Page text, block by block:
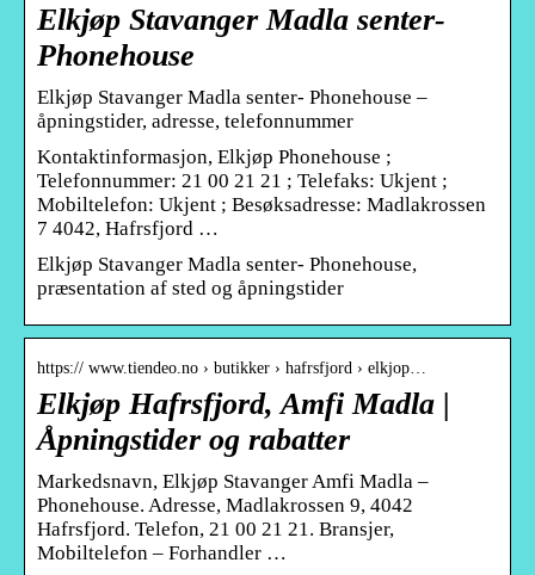
Elkjøp Stavanger Madla senter-
Phonehouse
Elkjøp Stavanger Madla senter- Phonehouse –
åpningstider, adresse, telefonnummer
Kontaktinformasjon, Elkjøp Phonehouse ;
Telefonnummer: 21 00 21 21 ; Telefaks: Ukjent ;
Mobiltelefon: Ukjent ; Besøksadresse: Madlakrossen
7 4042, Hafrsfjord …
Elkjøp Stavanger Madla senter- Phonehouse,
præsentation af sted og åpningstider
https:// www.tiendeo.no › butikker › hafrsfjord › elkjop…
Elkjøp Hafrsfjord, Amfi Madla |
Åpningstider og rabatter
Markedsnavn, Elkjøp Stavanger Amfi Madla –
Phonehouse. Adresse, Madlakrossen 9, 4042
Hafrsfjord. Telefon, 21 00 21 21. Bransjer,
Mobiltelefon – Forhandler …